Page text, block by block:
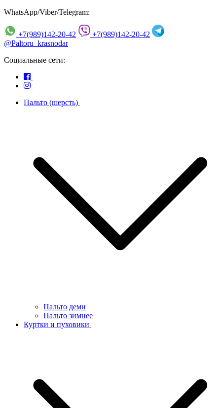
WhatsApp/Viber/Telegram:
+7(989)142-20-42
+7(989)142-20-42
@Paltoru_krasnodar
Социальные сети:
Пальто (шерсть)
Пальто деми
Пальто зимнее
Куртки и пуховики